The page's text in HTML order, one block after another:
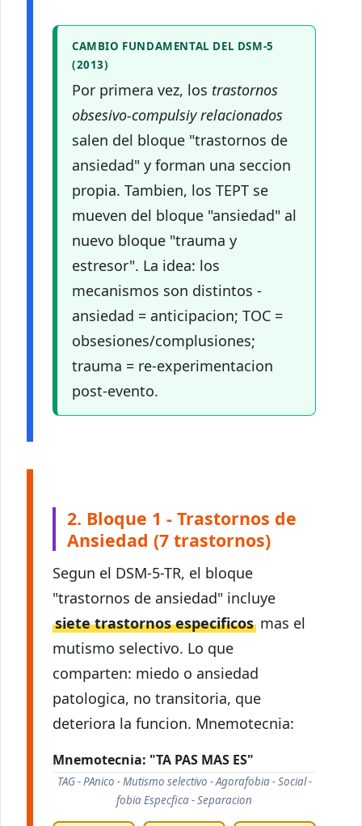
CAMBIO FUNDAMENTAL DEL DSM-5
(2013)
Por primera vez, los trastornos
obsesivo-compulsiy relacionados
salen del bloque "trastornos de
ansiedad" y forman una seccion
propia. Tambien, los TEPT se
mueven del bloque "ansiedad" al
nuevo bloque "trauma y
estresor". La idea: los
mecanismos son distintos -
ansiedad = anticipacion; TOC =
obsesiones/complusiones;
trauma = re-experimentacion
post-evento.
2. Bloque 1 - Trastornos de
Ansiedad (7 trastornos)
Segun el DSM-5-TR, el bloque
"trastornos de ansiedad" incluye
siete trastornos especificos mas el
mutismo selectivo. Lo que
comparten: miedo o ansiedad
patologica, no transitoria, que
deteriora la funcion. Mnemotecnia:
Mnemotecnia: "TA PAS MAS ES"
TAG - PAnico - Mutismo selectivo - Agorafobia - Social -
fobia Especfica - Separacion